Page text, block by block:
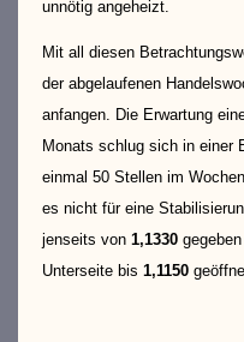
unnötig angeheizt.
Mit all diesen
der abgelaufenen
anfangen. Die Erwartung
Monats schlug sich in einer
einmal 50 Stellen im
es nicht für eine
jenseits von 1,1330
Unterseite bis 1,1150